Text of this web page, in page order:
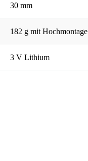
30 mm
182 g mit Hochmontage
3 V Lithium